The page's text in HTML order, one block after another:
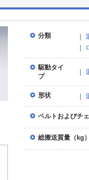
分類 ｜
｜
駆動タイ
プ
｜
形状 ｜
ベルトおよびチ
総搬送質量（kg